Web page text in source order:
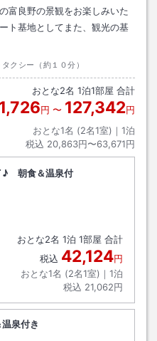
富良野の景観をお楽しみいた
ト基地としてまた、観光の基
クシー（約１０分）
おとな2名 1泊1部屋 合計
円 〜 127,342円
おとな1名 (2名1室)｜ 1泊
税込 20,863円〜63,671円
♪ 朝食＆温泉付
おとな2名 1泊 1部屋 合計
税込 42,124円
おとな1名 (2名1室)｜ 1泊
税込 21,062円
泉付き